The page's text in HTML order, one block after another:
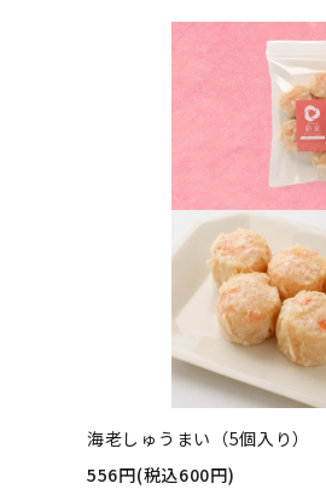
海老しゅうまい（5個入り）
556円(税込600円)